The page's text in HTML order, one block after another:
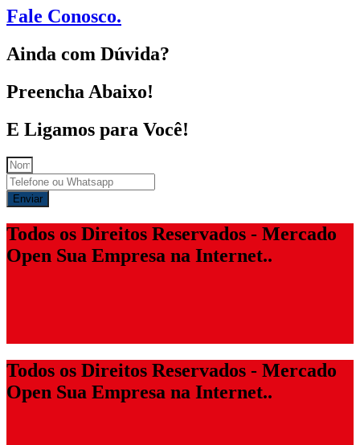
Fale Conosco.
Ainda com Dúvida?
Preencha Abaixo!
E Ligamos para Você!
Enviar
Todos os Direitos Reservados - Mercado
Open Sua Empresa na Internet..
Todos os Direitos Reservados - Mercado
Open Sua Empresa na Internet..